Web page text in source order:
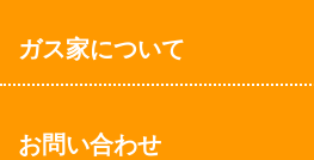
ガス家について
お問い合わせ